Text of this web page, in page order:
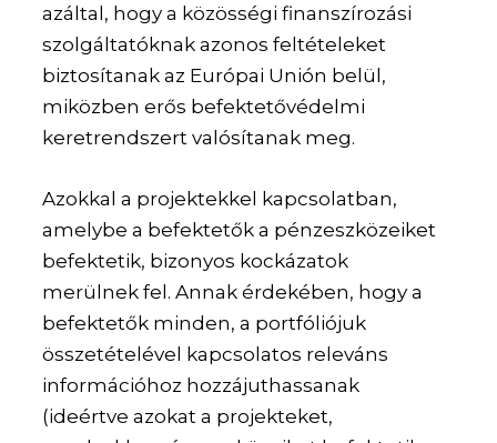
azáltal, hogy a közösségi finanszírozási
szolgáltatóknak azonos feltételeket
biztosítanak az Európai Unión belül,
miközben erős befektetővédelmi
keretrendszert valósítanak meg.
Azokkal a projektekkel kapcsolatban,
amelybe a befektetők a pénzeszközeiket
befektetik, bizonyos kockázatok
merülnek fel. Annak érdekében, hogy a
befektetők minden, a portfóliójuk
összetételével kapcsolatos releváns
információhoz hozzájuthassanak
(ideértve azokat a projekteket,